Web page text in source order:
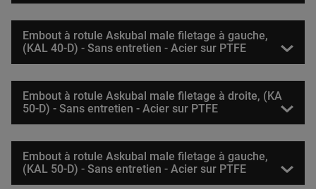
Embout à rotule Askubal male filetage à gauche,
(KAL 40-D) - Sans entretien - Acier sur PTFE
Embout à rotule Askubal male filetage à droite, (KA
50-D) - Sans entretien - Acier sur PTFE
Embout à rotule Askubal male filetage à gauche,
(KAL 50-D) - Sans entretien - Acier sur PTFE